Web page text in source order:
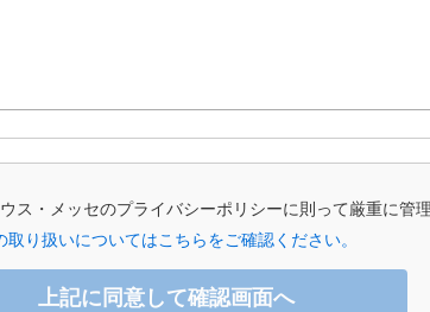
ス・メッセのプライバシーポリシーに則って厳重に管理
取り扱いについてはこちらをご確認ください。
上記に同意して確認画面へ